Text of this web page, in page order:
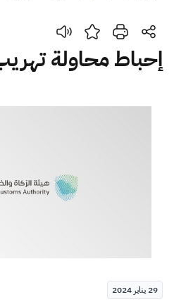
بحث
التصرفات
إحباط محاولة
29 يناير 2024